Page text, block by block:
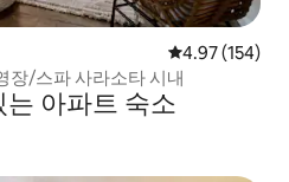
평점 4.97점(5
4.97 (154)
장/스파 사라소타 시내
아파트 숙소